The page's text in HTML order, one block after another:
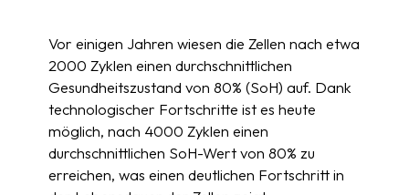
Vor einigen Jahren wiesen die Zellen nach etwa
2000 Zyklen einen durchschnittlichen
Gesundheitszustand von 80% (SoH) auf. Dank
technologischer Fortschritte ist es heute
möglich, nach 4000 Zyklen einen
durchschnittlichen SoH-Wert von 80% zu
erreichen, was einen deutlichen Fortschritt in